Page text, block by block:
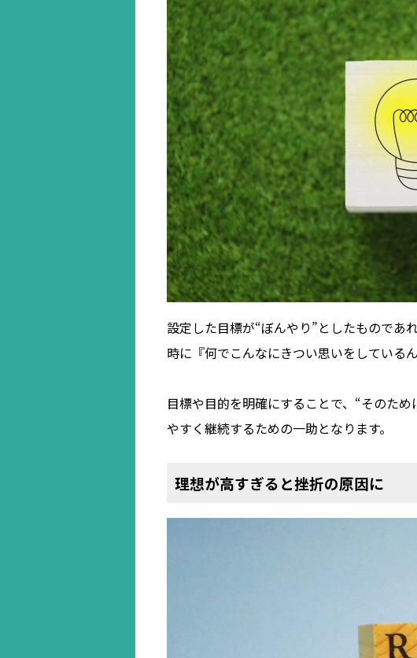
設定した目標が“ぼんやり”としたものであ
時に『何でこんなにきつい思いをしている
目標や目的を明確にすることで、“そのた
やすく継続するための一助となります。
理想が高すぎると挫折の原因に